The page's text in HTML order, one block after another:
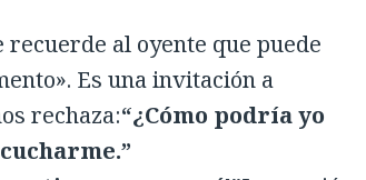
recuerde al oyente que puede
Es una invitación a
rechaza:“¿Cómo podría yo